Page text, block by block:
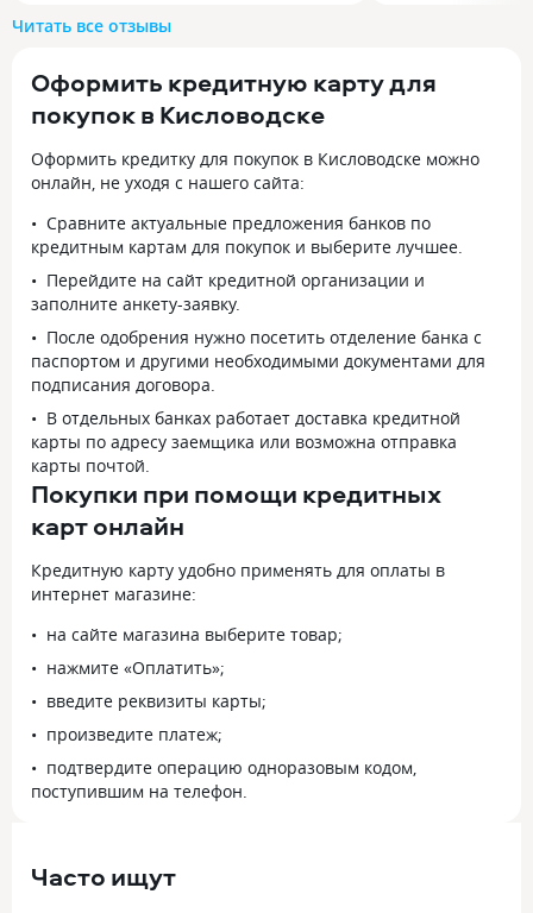
сделать у партнера банка и тогда она
и процентов нет — это главный плюс
кредитным
Читать все отзывы
Оформить кредитную карту для
покупок в Кисловодске
Оформить кредитку для покупок в Кисловодске можно
онлайн, не уходя с нашего сайта:
Сравните актуальные предложения банков по
кредитным картам для покупок и выберите лучшее.
Перейдите на сайт кредитной организации и
заполните анкету-заявку.
После одобрения нужно посетить отделение банка с
паспортом и другими необходимыми документами для
подписания договора.
В отдельных банках работает доставка кредитной
карты по адресу заемщика или возможна отправка
карты почтой.
Покупки при помощи кредитных
карт онлайн
Кредитную карту удобно применять для оплаты в
интернет магазине:
на сайте магазина выберите товар;
нажмите «Оплатить»;
введите реквизиты карты;
произведите платеж;
подтвердите операцию одноразовым кодом,
поступившим на телефон.
Часто ищут